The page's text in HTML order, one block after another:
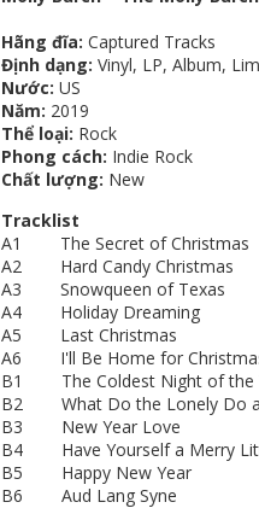
Hãng đĩa: Captured Tracks
Định dạng: Vinyl, LP, Album,
Nước: US
Năm: 2019
Thể loại: Rock
Phong cách: Indie Rock
Chất lượng: New
Tracklist
A1 The Secret of Christmas
A2 Hard Candy Christmas
A3 Snowqueen of Texas
A4 Holiday Dreaming
A5 Last Christmas
A6 I'll Be Home for
B1 The Coldest Night of the
B2 What Do the Lonely Do
B3 New Year Love
B4 Have Yourself a Merry
B5 Happy New Year
B6 Aud Lang Syne